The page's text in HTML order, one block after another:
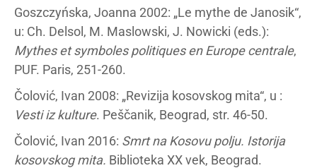
Goszczyńska, Joanna 2002: „Le mythe de Janosik“,
u: Ch. Delsol, M. Maslowski, J. Nowicki (eds.):
Mythes et symboles politiques en Europe centrale,
PUF. Paris, 251-260.
Čolović, Ivan 2008: „Revizija kosovskog mita“, u :
Vesti iz kulture. Peščanik, Beograd, str. 46-50.
Čolović, Ivan 2016: Smrt na Kosovu polju. Istorija
kosovskog mita. Biblioteka XX vek, Beograd.